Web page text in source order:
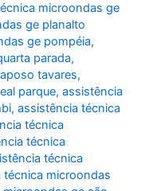
microondas ge
ge planalto
ge pompéia,
parada,
tavares,
parque,assistência
,assistência técnica
técnica
técnica
técnica
técnica microondas